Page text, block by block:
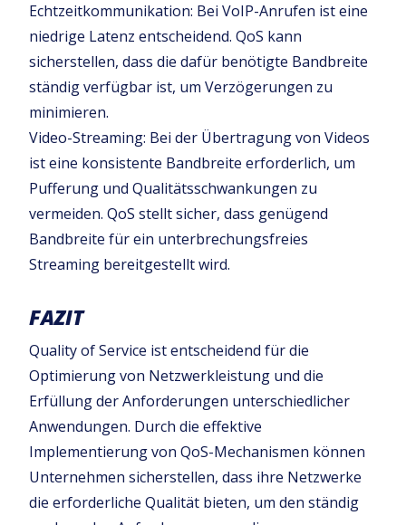
Echtzeitkommunikation: Bei VoIP-Anrufen ist eine
niedrige Latenz entscheidend. QoS kann
sicherstellen, dass die dafür benötigte Bandbreite
ständig verfügbar ist, um Verzögerungen zu
minimieren.
Video-Streaming: Bei der Übertragung von Videos
ist eine konsistente Bandbreite erforderlich, um
Pufferung und Qualitätsschwankungen zu
vermeiden. QoS stellt sicher, dass genügend
Bandbreite für ein unterbrechungsfreies
Streaming bereitgestellt wird.
FAZIT
Quality of Service ist entscheidend für die
Optimierung von Netzwerkleistung und die
Erfüllung der Anforderungen unterschiedlicher
Anwendungen. Durch die effektive
Implementierung von QoS-Mechanismen können
Unternehmen sicherstellen, dass ihre Netzwerke
die erforderliche Qualität bieten, um den ständig